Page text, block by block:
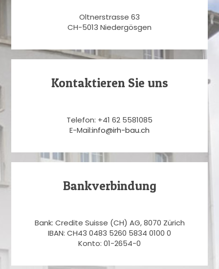
Oltnerstrasse 63
CH-5013 Niedergösgen
Kontaktieren Sie uns
Telefon: +41 62 5581085
E-Mail:info@irh-bau.ch
Bankverbindung
Bank: Credite Suisse (CH) AG, 8070 Zürich
IBAN: CH43 0483 5260 5834 0100 0
Konto: 01-2654-0